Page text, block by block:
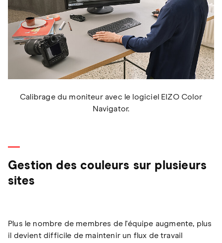
Calibrage du moniteur avec le logiciel EIZO Color
Navigator.
Gestion des couleurs sur plusieurs
sites
Plus le nombre de membres de l'équipe augmente, plus
il devient difficile de maintenir un flux de travail